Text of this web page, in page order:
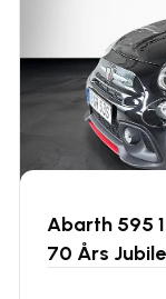
Abarth 595
70 Års